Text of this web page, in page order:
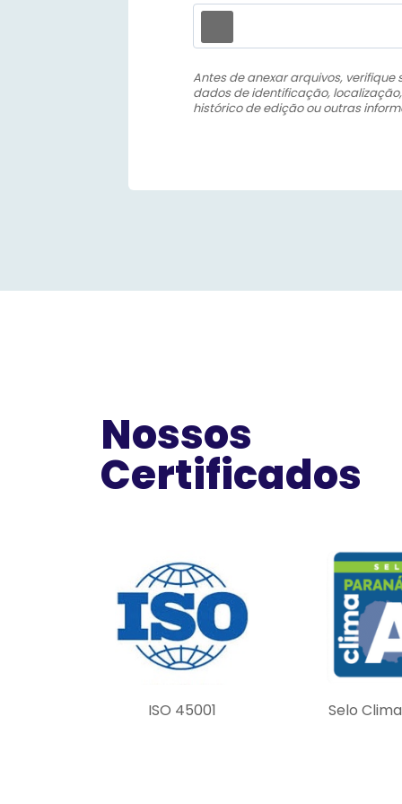
Antes de anexar arquivos, verifique
dados de identificação,
histórico de edição ou outras
Nossos
Certificados
ISO 45001 Selo